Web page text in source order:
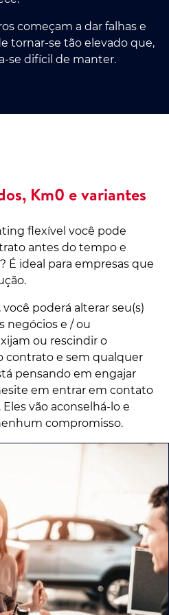
começam a dar falhas e
tornar-se tão elevado que,
se difícil de manter.
Km0 e variantes
flexível você pode
antes do tempo e
É ideal para empresas que
poderá alterar seu(s)
negócios e / ou
ou rescindir o
contrato e sem qualquer
pensando em engajar
em entrar em contato
vão aconselhá-lo e
compromisso.